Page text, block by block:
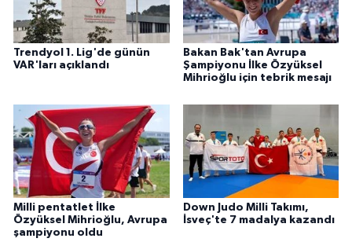
Trendyol 1. Lig'de günün
VAR'ları açıklandı
Bakan Bak'tan Avrupa
Şampiyonu İlke Özyüksel
Mihrioğlu için tebrik mesajı
Milli pentatlet İlke
Özyüksel Mihrioğlu, Avrupa
şampiyonu oldu
Down Judo Milli Takımı,
İsveç'te 7 madalya kazandı